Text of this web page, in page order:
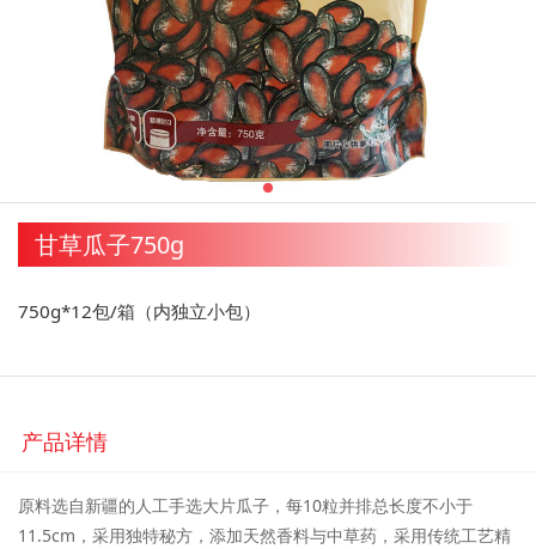
甘草瓜子750g
750g*12包/箱（内独立小包）
产品详情
原料选自新疆的人工手选大片瓜子，每10粒并排总长度不小于
11.5cm，采用独特秘方，添加天然香料与中草药，采用传统工艺精